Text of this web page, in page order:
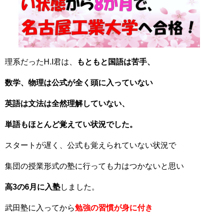
理系だったH.I君は、 もともと国語は苦手、
数学、物理は公式が全く頭に入っていない
英語は文法は全然理解していない、
単語もほとんど覚えてい状況でした。
スタートが遅く、公式も覚えられていない状況で
集団の授業形式の塾に行っても力はつかないと思い
高3の6月に入塾しました。
武田塾に入ってから勉強の習慣が身に付き